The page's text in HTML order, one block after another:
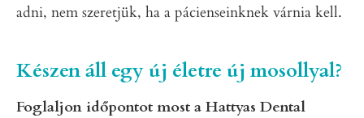
adni, nem szeretjük, ha a pácienseinknek várnia kell.
Készen áll egy új életre új mosollyal?
Foglaljon időpontot most a Hattyas Dental